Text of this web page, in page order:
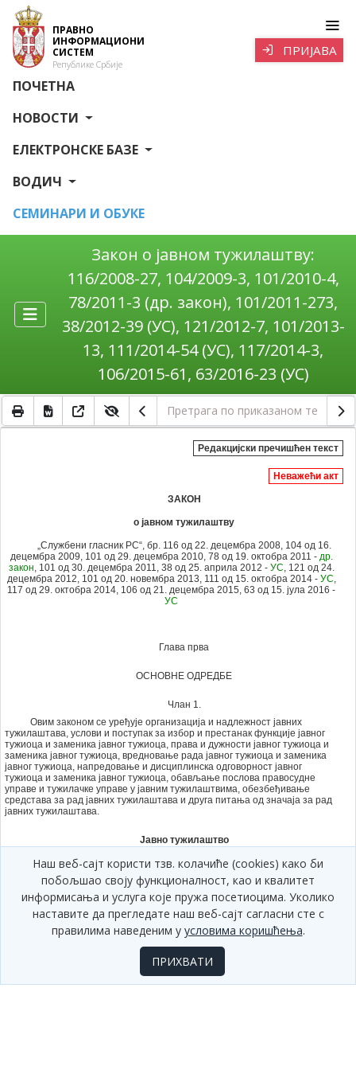
ПРАВНО
ИНФОРМАЦИОНИ
СИСТЕМ
Републике Србије
ПРИЈАВА
ПОЧЕТНА
НОВОСТИ
ЕЛЕКТРОНСКЕ БАЗЕ
ВОДИЧ
СЕМИНАРИ И ОБУКЕ
Наш веб-сајт користи тзв. колачиће (cookies) како би
побољшао своју функционалност, као и квалитет
информисања и услуга које пружа посетиоцима. Уколико
наставите да прегледате наш веб-сајт сагласни сте с
правилима наведеним у условима коришћења.
ПРИХВАТИ
Закон о јавном тужилаштву:
116/2008-27, 104/2009-3, 101/2010-4,
78/2011-3 (др. закон), 101/2011-273,
38/2012-39 (УС), 121/2012-7, 101/2013-
13, 111/2014-54 (УС), 117/2014-3,
106/2015-61, 63/2016-23 (УС)
Редакцијски пречишћен текст
Неважећи акт
ЗАКОН
о јавном тужилаштву
„Службени гласник РС“, бр. 116 од 22. децембра 2008, 104 од 16.
децембра 2009, 101 од 29. децембра 2010, 78 од 19. октобра 2011 - др.
закон , 101 од 30. децембра 2011, 38 од 25. априла 2012 - УС , 121 од 24.
децембра 2012, 101 од 20. новембра 2013 , 111 од 15. октобра 2014 - УС
117 од 29. октобра 2014, 106 од 21. децембра 2015, 63 од 15. јула 2016 -
УС
Глава прва
ОСНОВНЕ ОДРЕДБЕ
Члан 1.
Овим законом се уређује организација и надлежност јавних
тужилаштава, услови и поступак за избор и престанак функције јавног
тужиоца и заменика јавног тужиоца, права и дужности јавног тужиоца и
заменика јавног тужиоца, вредновање рада јавног тужиоца и заменика
јавног тужиоца, напредовање и дисциплинска одговорност јавног
тужиоца и заменика јавног тужиоца, обављање послова правосудне
управе и тужилачке управе у јавним тужилаштвима, обезбеђивање
средстава за рад јавних тужилаштава и друга питања од значаја за рад
јавних тужилаштава.
Јавно тужилаштво
Члан 2.
Јавно тужилаштво је самостални државни орган који гони учиниоце
кривичних дела и других кажњивих дела и предузима мере за заштиту
уставности и законитости.
Јавно тужилаштво врши своју функцију на основу Устава, закона,
потврђеног међународног уговора и прописа донетог на основу закона.